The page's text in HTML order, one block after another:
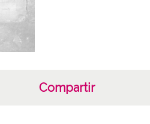
Compartir